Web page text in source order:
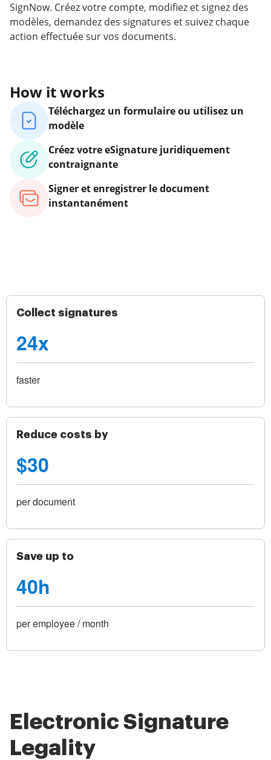
SignNow. Créez votre compte, modifiez et signez des
modèles, demandez des signatures et suivez chaque
action effectuée sur vos documents.
How it works
Téléchargez un formulaire ou utilisez un
modèle
Créez votre eSignature juridiquement
contraignante
Signer et enregistrer le document
instantanément
Collect signatures
24x
faster
Reduce costs by
$30
per document
Save up to
40h
per employee / month
Electronic Signature
Legality